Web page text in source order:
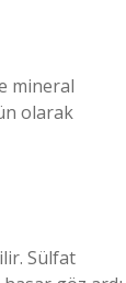
mineral
olarak
Sülfat